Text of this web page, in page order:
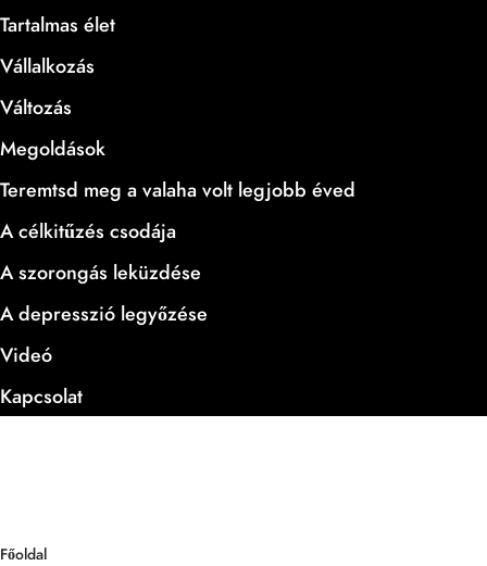
Tartalmas élet
Vállalkozás
Változás
Megoldások
Teremtsd meg a valaha volt legjobb éved
A célkitűzés csodája
A szorongás leküzdése
A depresszió legyőzése
Videó
Kapcsolat
Főoldal